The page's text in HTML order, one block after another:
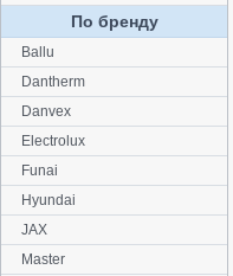
По бренду
Ballu
Dantherm
Danvex
Electrolux
Funai
Hyundai
JAX
Master